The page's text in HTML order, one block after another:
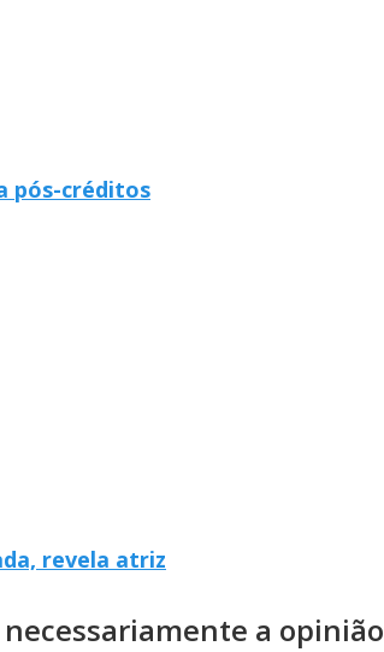
pós-créditos
revela atriz
a opinião